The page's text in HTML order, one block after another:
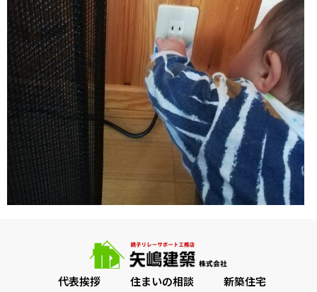
代表挨拶 住まいの相談
新築住宅